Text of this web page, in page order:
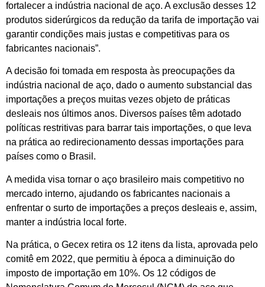
fortalecer a indústria nacional de aço. A exclusão desses 12
produtos siderúrgicos da redução da tarifa de importação vai
garantir condições mais justas e competitivas para os
fabricantes nacionais”.
A decisão foi tomada em resposta às preocupações da
indústria nacional de aço, dado o aumento substancial das
importações a preços muitas vezes objeto de práticas
desleais nos últimos anos. Diversos países têm adotado
políticas restritivas para barrar tais importações, o que leva
na prática ao redirecionamento dessas importações para
países como o Brasil.
A medida visa tornar o aço brasileiro mais competitivo no
mercado interno, ajudando os fabricantes nacionais a
enfrentar o surto de importações a preços desleais e, assim,
manter a indústria local forte.
Na prática, o Gecex retira os 12 itens da lista, aprovada pelo
comitê em 2022, que permitiu à época a diminuição do
imposto de importação em 10%. Os 12 códigos de